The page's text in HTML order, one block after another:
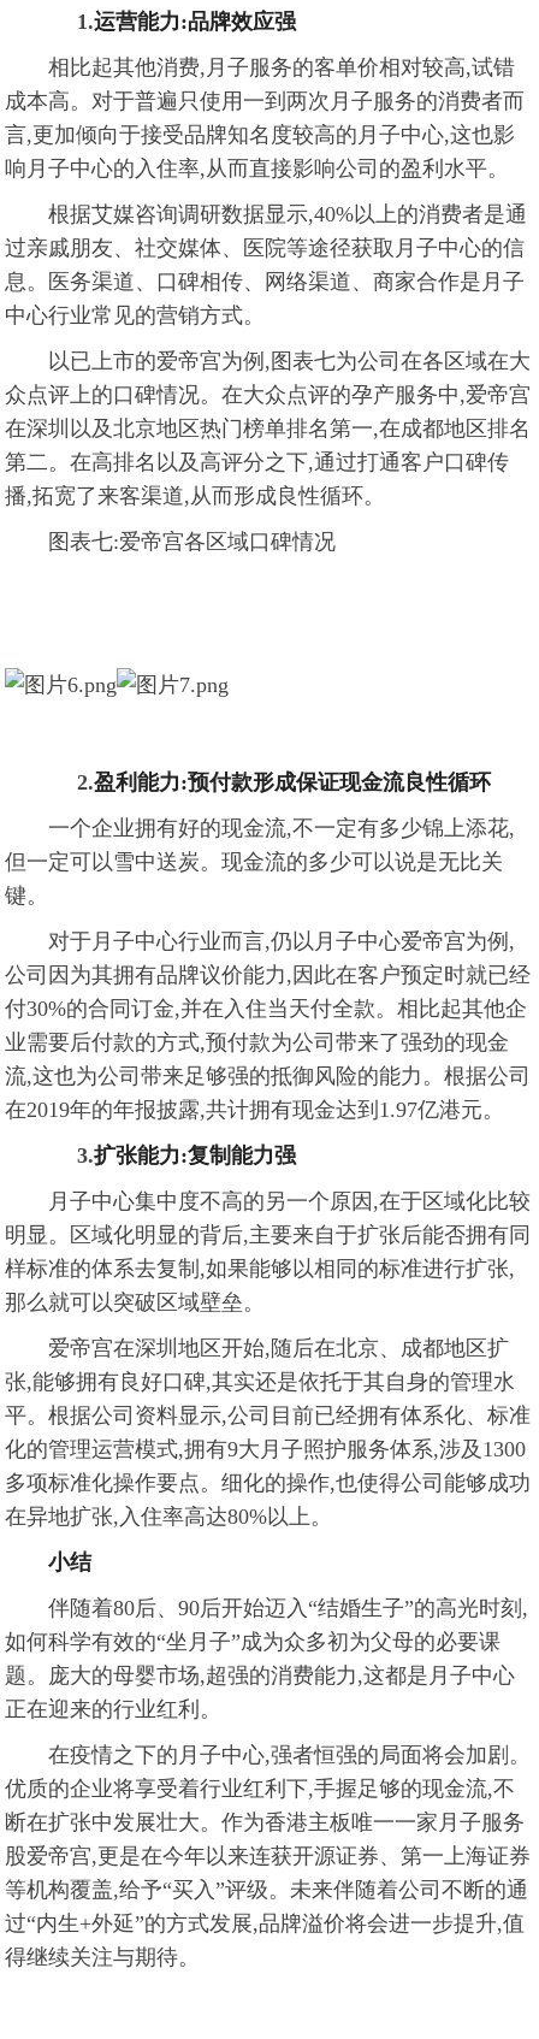
1.运营能力:品牌效应强
相比起其他消费,月子服务的客单价相对较高,试错
成本高。对于普遍只使用一到两次月子服务的消费者而
言,更加倾向于接受品牌知名度较高的月子中心,这也影
响月子中心的入住率,从而直接影响公司的盈利水平。
根据艾媒咨询调研数据显示,40%以上的消费者是通
过亲戚朋友、社交媒体、医院等途径获取月子中心的信
息。医务渠道、口碑相传、网络渠道、商家合作是月子
中心行业常见的营销方式。
以已上市的爱帝宫为例,图表七为公司在各区域在大
众点评上的口碑情况。在大众点评的孕产服务中,爱帝宫
在深圳以及北京地区热门榜单排名第一,在成都地区排名
第二。在高排名以及高评分之下,通过打通客户口碑传
播,拓宽了来客渠道,从而形成良性循环。
图表七:爱帝宫各区域口碑情况
2.盈利能力:预付款形成保证现金流良性循环
一个企业拥有好的现金流,不一定有多少锦上添花,
但一定可以雪中送炭。现金流的多少可以说是无比关
键。
对于月子中心行业而言,仍以月子中心爱帝宫为例,
公司因为其拥有品牌议价能力,因此在客户预定时就已经
付30%的合同订金,并在入住当天付全款。相比起其他企
业需要后付款的方式,预付款为公司带来了强劲的现金
流,这也为公司带来足够强的抵御风险的能力。根据公司
在2019年的年报披露,共计拥有现金达到1.97亿港元。
3.扩张能力:复制能力强
月子中心集中度不高的另一个原因,在于区域化比较
明显。区域化明显的背后,主要来自于扩张后能否拥有同
样标准的体系去复制,如果能够以相同的标准进行扩张,
那么就可以突破区域壁垒。
爱帝宫在深圳地区开始,随后在北京、成都地区扩
张,能够拥有良好口碑,其实还是依托于其自身的管理水
平。根据公司资料显示,公司目前已经拥有体系化、标准
化的管理运营模式,拥有9大月子照护服务体系,涉及1300
多项标准化操作要点。细化的操作,也使得公司能够成功
在异地扩张,入住率高达80%以上。
小结
伴随着80后、90后开始迈入“结婚生子”的高光时刻,
如何科学有效的“坐月子”成为众多初为父母的必要课
题。庞大的母婴市场,超强的消费能力,这都是月子中心
正在迎来的行业红利。
在疫情之下的月子中心,强者恒强的局面将会加剧。
优质的企业将享受着行业红利下,手握足够的现金流,不
断在扩张中发展壮大。作为香港主板唯一一家月子服务
股爱帝宫,更是在今年以来连获开源证券、第一上海证券
等机构覆盖,给予“买入”评级。未来伴随着公司不断的通
过“内生+外延”的方式发展,品牌溢价将会进一步提升,值
得继续关注与期待。